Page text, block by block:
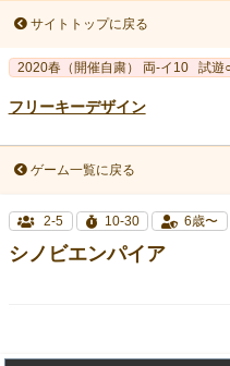
サイトトップに戻る
2020春（開催自粛） 両-イ10 試遊
フリーキーデザイン
ゲーム一覧に戻る
2-5 10-30 6歳〜
シノビエンパイア